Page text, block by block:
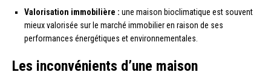
Valorisation immobilière : une maison bioclimatique est souvent
mieux valorisée sur le marché immobilier en raison de ses
performances énergétiques et environnementales.
Les inconvénients d’une maison